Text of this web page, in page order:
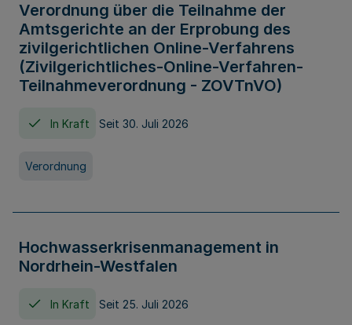
Verordnung über die Teilnahme der
Amtsgerichte an der Erprobung des
zivilgerichtlichen Online-Verfahrens
(Zivilgerichtliches-Online-Verfahren-
Teilnahmeverordnung - ZOVTnVO)
In Kraft Seit 30. Juli 2026
Verordnung
Hochwasserkrisenmanagement in
Nordrhein-Westfalen
In Kraft Seit 25. Juli 2026